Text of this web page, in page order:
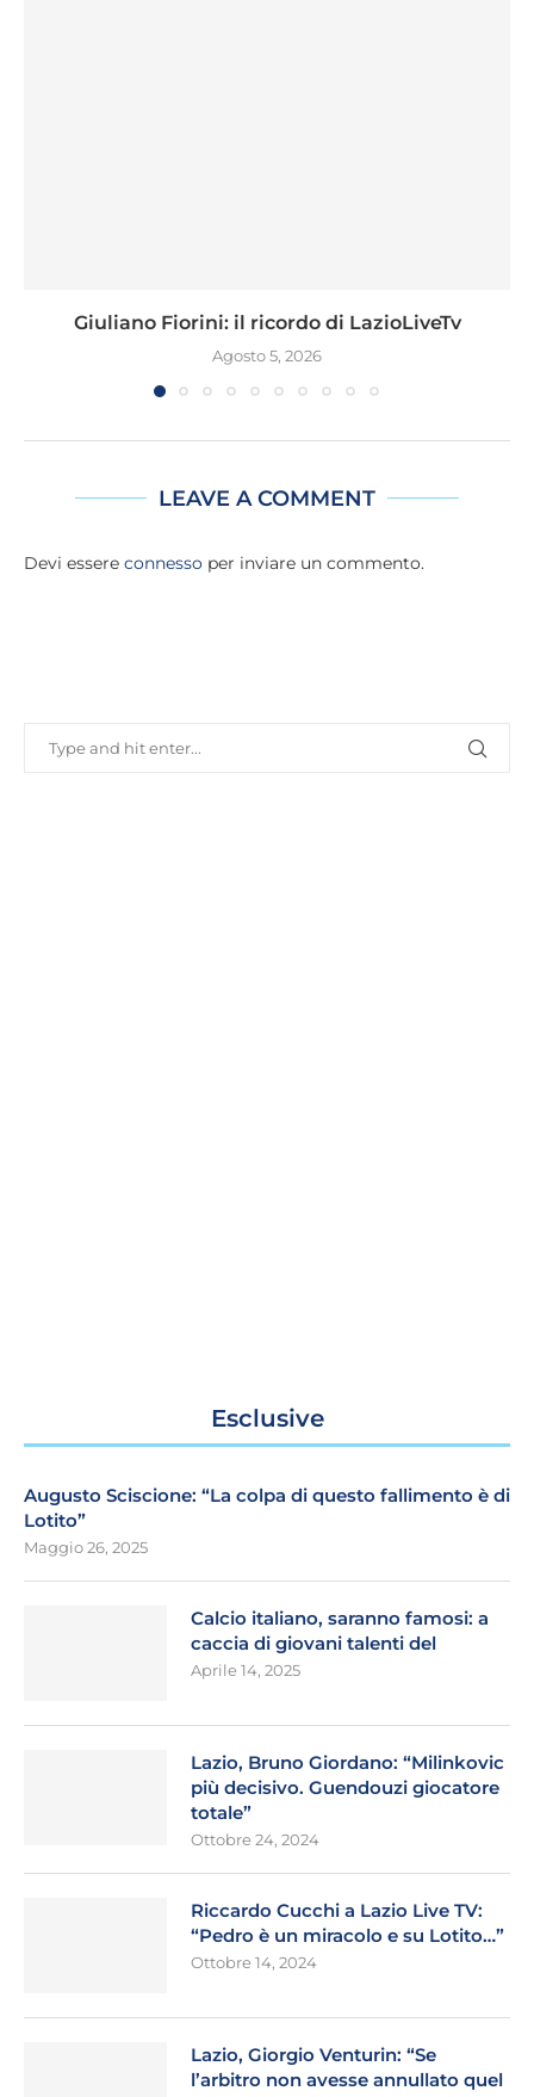
Giuliano Fiorini: il ricordo di LazioLiveTv
Agosto 5, 2026
LEAVE A COMMENT
Devi essere connesso per inviare un commento.
Esclusive
Augusto Sciscione: “La colpa di questo fallimento è di
Lotito”
Maggio 26, 2025
Calcio italiano, saranno famosi: a
caccia di giovani talenti del
Aprile 14, 2025
Lazio, Bruno Giordano: “Milinkovic
più decisivo. Guendouzi giocatore
totale”
Ottobre 24, 2024
Riccardo Cucchi a Lazio Live TV:
“Pedro è un miracolo e su Lotito…”
Ottobre 14, 2024
Lazio, Giorgio Venturin: “Se
l’arbitro non avesse annullato quel